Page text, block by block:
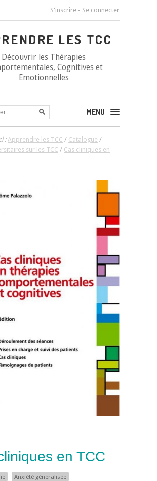
S'inscrire - Se connecter
LES TCC
Découvrir les Thérapies
Cognitives et
Emotionnelles
MENU
:Apprendre les TCC / Catalogue /
sur les TCC / Cas cliniques en
en TCC
Anxiété généralisée